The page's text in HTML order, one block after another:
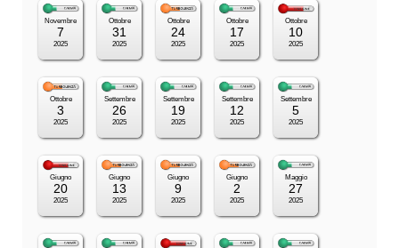
Novembre
7
2025
Ottobre
31
2025
Ottobre
24
2025
Ottobre
17
2025
Ottobre
10
2025
Ottobre
3
2025
Settembre
26
2025
Settembre
19
2025
Settembre
12
2025
Settembre
5
2025
Giugno
20
2025
Giugno
13
2025
Giugno
9
2025
Giugno
2
2025
Maggio
27
2025